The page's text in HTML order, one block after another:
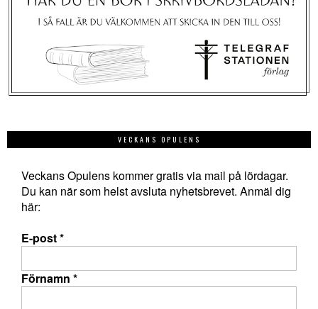
VECKANS OPULENS
Veckans Opulens kommer gratis via mail på lördagar.
Du kan när som helst avsluta nyhetsbrevet. Anmäl dig
här:
E-post*
Förnamn *